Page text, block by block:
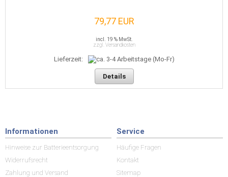
79,77 EUR
incl. 19 % MwSt.
zzgl. Versandkosten
Lieferzeit:
Details
Informationen
Hinweise zur Batterieentsorgung
Widerrufsrecht
Zahlung und Versand
Service
Häufige Fragen
Kontakt
Sitemap